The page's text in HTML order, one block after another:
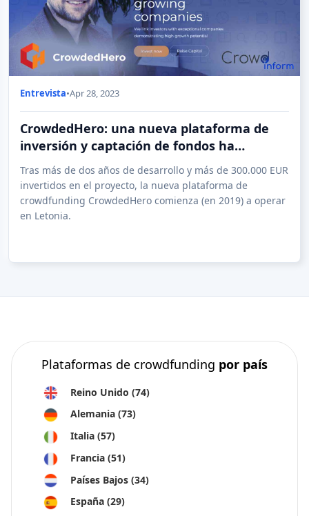
Entrevista•Apr 28, 2023
CrowdedHero: una nueva plataforma de
inversión y captación de fondos ha
comenzado a operar en Letonia
Tras más de dos años de desarrollo y más de 300.000 EUR
invertidos en el proyecto, la nueva plataforma de
crowdfunding CrowdedHero comienza (en 2019) a operar
en Letonia.
Plataformas de crowdfunding por país
Reino Unido (74)
Alemania (73)
Italia (57)
Francia (51)
Países Bajos (34)
España (29)